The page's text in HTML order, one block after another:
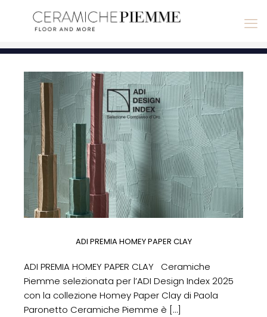
ADI PREMIA HOMEY PAPER CLAY
ADI PREMIA HOMEY PAPER CLAY Ceramiche
Piemme selezionata per l’ADI Design Index 2025
con la collezione Homey Paper Clay di Paola
Paronetto Ceramiche Piemme è […]